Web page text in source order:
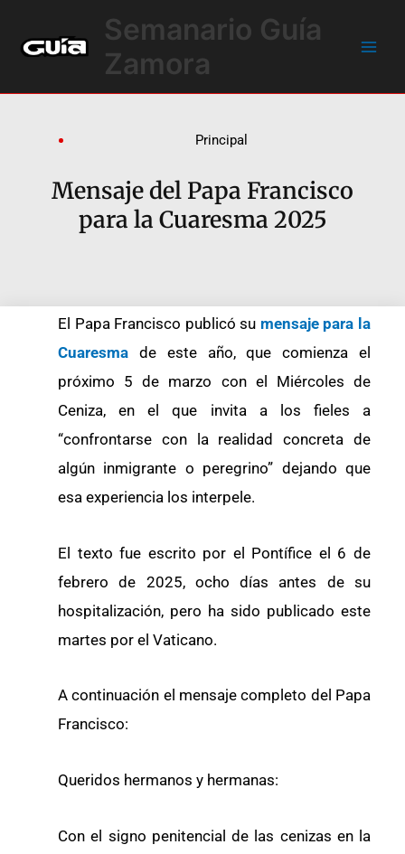
contenido
Semanario Guía
Zamora
Principal
Mensaje del Papa Francisco
para la Cuaresma 2025
El Papa Francisco publicó su mensaje para la
Cuaresma de este año, que comienza el
próximo 5 de marzo con el Miércoles de
Ceniza, en el que invita a los fieles a
“confrontarse con la realidad concreta de
algún inmigrante o peregrino” dejando que
esa experiencia los interpele.
El texto fue escrito por el Pontífice el 6 de
febrero de 2025, ocho días antes de su
hospitalización, pero ha sido publicado este
martes por el Vaticano.
A continuación el mensaje completo del Papa
Francisco:
Queridos hermanos y hermanas:
Con el signo penitencial de las cenizas en la